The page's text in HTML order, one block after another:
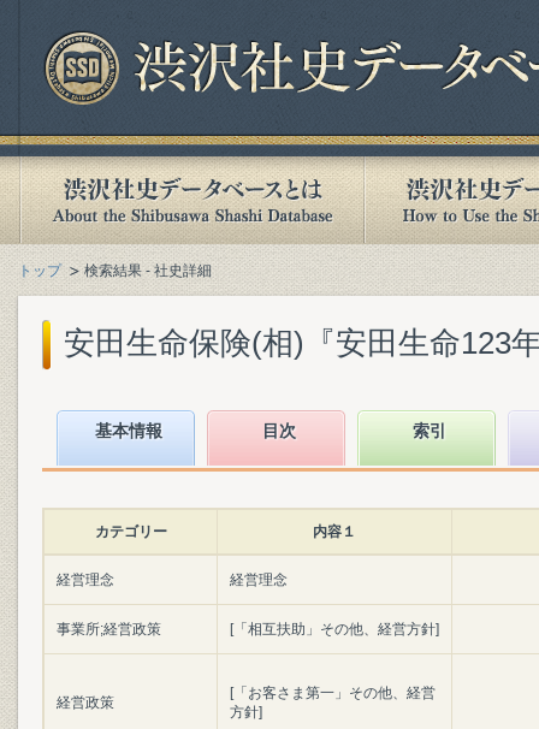
トップ 検索結果 - 社史詳細
安田生命保険(相)『安田生命123
基本情報 目次 索引
カテゴリー 内容１
経営理念 経営理念
事業所;経営政策 [「相互扶助」その他、経営方針]
経営政策
[「お客さま第一」その他、経営
方針]